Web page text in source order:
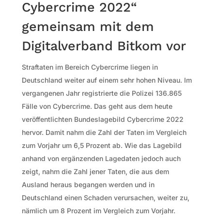
Cybercrime 2022“
gemeinsam mit dem
Digitalverband Bitkom vor
Straftaten im Bereich Cybercrime liegen in
Deutschland weiter auf einem sehr hohen Niveau. Im
vergangenen Jahr registrierte die Polizei 136.865
Fälle von Cybercrime. Das geht aus dem heute
veröffentlichten Bundeslagebild Cybercrime 2022
hervor. Damit nahm die Zahl der Taten im Vergleich
zum Vorjahr um 6,5 Prozent ab. Wie das Lagebild
anhand von ergänzenden Lagedaten jedoch auch
zeigt, nahm die Zahl jener Taten, die aus dem
Ausland heraus begangen werden und in
Deutschland einen Schaden verursachen, weiter zu,
nämlich um 8 Prozent im Vergleich zum Vorjahr.